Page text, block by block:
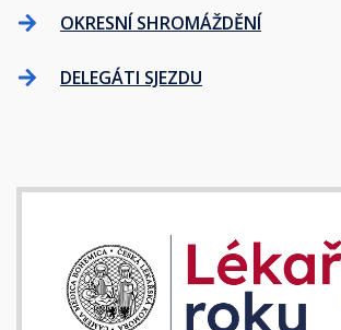
OKRESNÍ SHROMÁŽDĚNÍ
DELEGÁTI SJEZDU